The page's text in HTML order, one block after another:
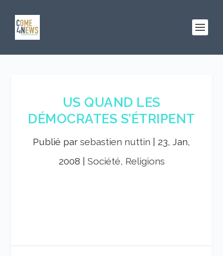
US QUAND LES
DÉMOCRATES S’ÉTRIPENT
Publié par sebastien nuttin
23, Jan,
2008
Société, Religions